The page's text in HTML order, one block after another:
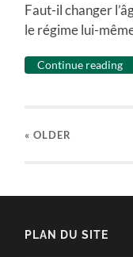
Faut-il changer
le régime lui-
Continue reading
« OLDER
PLAN DU SITE